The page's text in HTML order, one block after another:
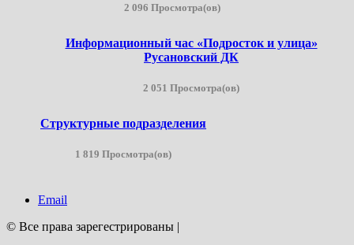
2 096 Просмотра(ов)
Информационный час «Подросток и улица»
Русановский ДК
2 051 Просмотра(ов)
Структурные подразделения
1 819 Просмотра(ов)
Email
© Все права зарегестрированы |